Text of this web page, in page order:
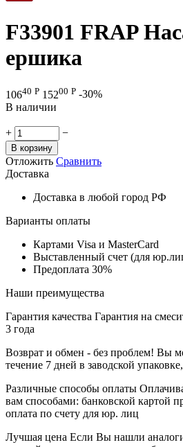
F33901 FRAP
ершика
10640 Р 15200 Р -30%
В наличии
+ −
В корзину
Отложить Сравнить
Доставка
Доставка в любой город РФ
Варианты оплаты
Картами Visa и MasterCard
Выставленный счет (для
Предоплата 30%
Наши преимущества
Гарантия качества Гарантия на
3 года
Возврат и обмен - без проблем! Вы
течение 7 дней в заводской
Различные способы оплаты
вам способами: банковской картой
оплата по счету для юр. лиц
Лучшая цена Если Вы нашли